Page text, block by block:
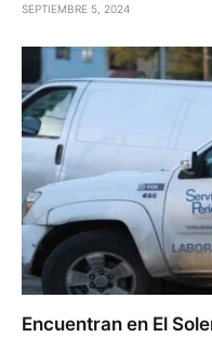
SEPTIEMBRE 5, 2024
Encuentran en El